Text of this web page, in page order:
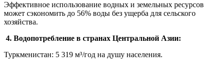
Эффективное использование водных и земельных ресурсов
может сэкономить до 56% воды без ущерба для сельского
хозяйства.
4. Водопотребление в странах Центральной Азии:
Туркменистан: 5 319 м³/год на душу населения.